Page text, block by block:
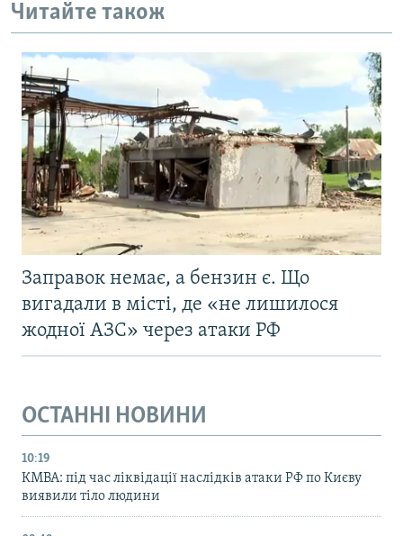
Читайте також
Заправок немає, а бензин є. Що
вигадали в місті, де «не лишилося
жодної АЗС» через атаки РФ
ОСТАННІ НОВИНИ
10:19
КМВА: під час ліквідації наслідків атаки РФ по Києву
виявили тіло людини